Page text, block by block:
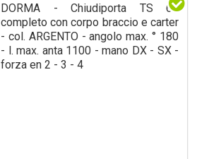
DORMA - Chiudiporta TS 69
completo con corpo braccio e carter
- col. ARGENTO - angolo max. ° 180
- l. max. anta 1100 - mano DX - SX -
forza en 2 - 3 - 4